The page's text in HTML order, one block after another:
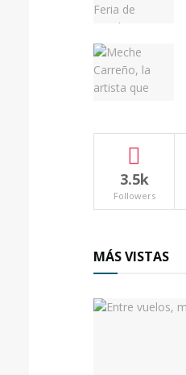
3.5k
Followers
MÁS VISTAS